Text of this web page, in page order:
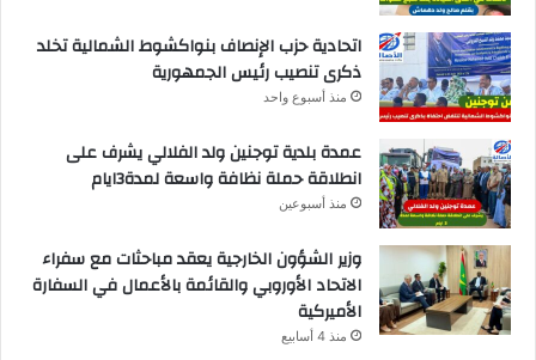
اتحادية حزب الإنصاف بنواكشوط الشمالية تخلد
ذكرى تنصيب رئيس الجمهورية
منذ أسبوع واحد
عمدة بلدية توجنين ولد الفلالي يشرف على
انطلاقة حملة نظافة واسعة لمدة3ايام
منذ أسبوعين
وزير الشؤون الخارجية يعقد مباحثات مع سفراء
الاتحاد الأوروبي والقائمة بالأعمال في السفارة
الأميركية
منذ 4 أسابيع